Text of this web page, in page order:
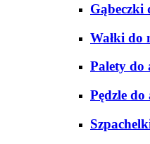
Gąbeczki
Wałki do
Palety do
Pędzle